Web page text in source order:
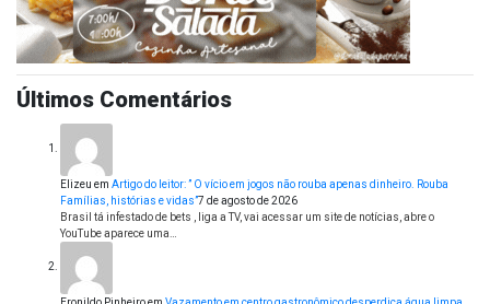
Últimos Comentários
Elizeu em Artigo do leitor: ” O vício em jogos não rouba apenas dinheiro. Rouba
Famílias, histórias e vidas”7 de agosto de 2026
Brasil tá infestado de bets , liga a TV, vai acessar um site de notícias, abre o
YouTube aparece uma…